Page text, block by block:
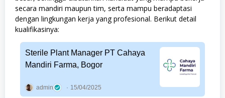
secara mandiri maupun tim, serta mampu beradaptasi
dengan lingkungan kerja yang profesional. Berikut detail
kualifikasinya:
Sterile Plant Manager PT Cahaya
Mandiri Farma, Bogor
admin 15/04/2025